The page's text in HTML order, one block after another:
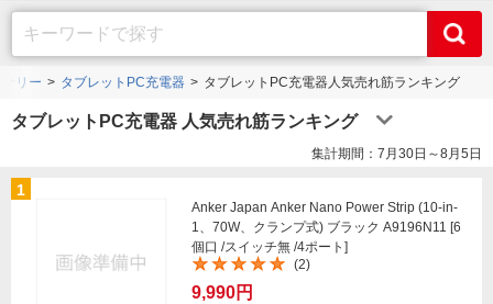
リー タブレットPC充電器 タブレットPC充電器人気売れ筋ランキング
タブレットPC充電器 人気売れ筋ランキング
集計期間：7月30日～8月5日
1
Anker Japan Anker Nano Power Strip (10-in-
1、70W、クランプ式) ブラック A9196N11 [6
個口 /スイッチ無 /4ポート]
(2)
9,990円